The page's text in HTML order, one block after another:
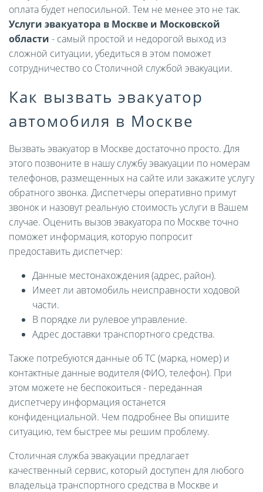
оплата будет непосильной. Тем не менее это не так.
Услуги эвакуатора в Москве и Московской
области - самый простой и недорогой выход из
сложной ситуации, убедиться в этом поможет
сотрудничество со Столичной службой эвакуации.
Как вызвать эвакуатор
автомобиля в Москве
Вызвать эвакуатор в Москве достаточно просто. Для
этого позвоните в нашу службу эвакуации по номерам
телефонов, размещенных на сайте или закажите услугу
обратного звонка. Диспетчеры оперативно примут
звонок и назовут реальную стоимость услуги в Вашем
случае. Оценить вызов эвакуатора по Москве точно
поможет информация, которую попросит
предоставить диспетчер:
Данные местонахождения (адрес, район).
Имеет ли автомобиль неисправности ходовой
части.
В порядке ли рулевое управление.
Адрес доставки транспортного средства.
Также потребуются данные об ТС (марка, номер) и
контактные данные водителя (ФИО, телефон). При
этом можете не беспокоиться - переданная
диспетчеру информация останется
конфиденциальной. Чем подробнее Вы опишите
ситуацию, тем быстрее мы решим проблему.
Столичная служба эвакуации предлагает
качественный сервис, который доступен для любого
владельца транспортного средства в Москве и